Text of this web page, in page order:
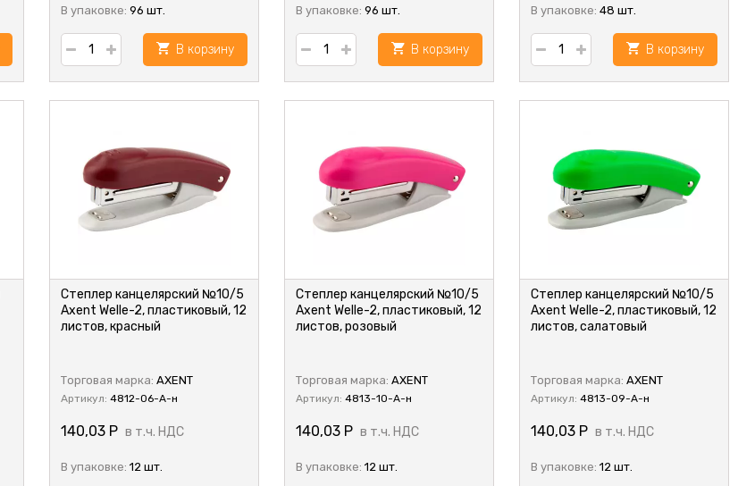
В упаковке: 96 шт.
В корзину
В упаковке: 96 шт.
В корзину
В упаковке: 48 шт.
В корзину
Степлер канцелярский №10/5
Axent Welle-2, пластиковый, 12
листов, красный
Торговая марка: AXENT
Артикул: 4812-06-A-н
140,03 Р в т.ч. НДС
В упаковке: 12 шт.
Степлер канцелярский №10/5
Axent Welle-2, пластиковый, 12
листов, розовый
Торговая марка: AXENT
Артикул: 4813-10-A-н
140,03 Р в т.ч. НДС
В упаковке: 12 шт.
Степлер канцелярский №10/5
Axent Welle-2, пластиковый, 12
листов, салатовый
Торговая марка: AXENT
Артикул: 4813-09-A-н
140,03 Р в т.ч. НДС
В упаковке: 12 шт.